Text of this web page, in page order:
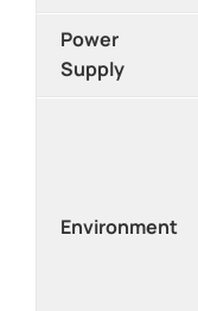
Power
Supply
Environment